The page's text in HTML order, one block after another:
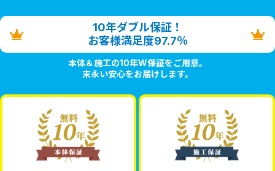
10年ダブル保証！
お客様満足度97.7％
本体＆施工の10年W保証をご用意。
末永い安心をお届けします。